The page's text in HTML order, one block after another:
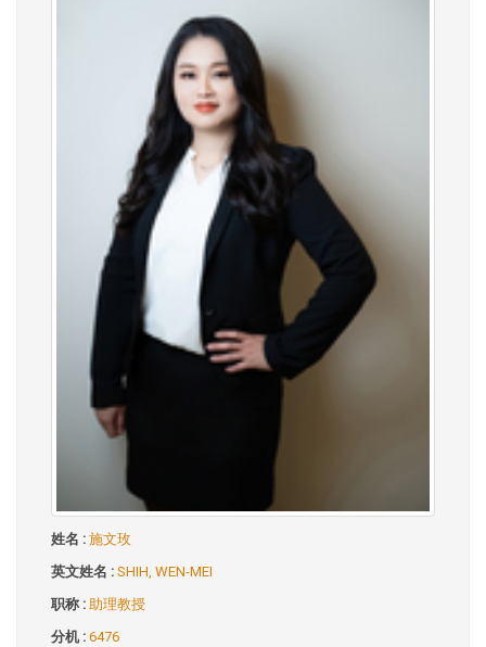
姓名 : 施文玫
英文姓名 : SHIH, WEN-MEI
职称 : 助理教授
分机 : 6476